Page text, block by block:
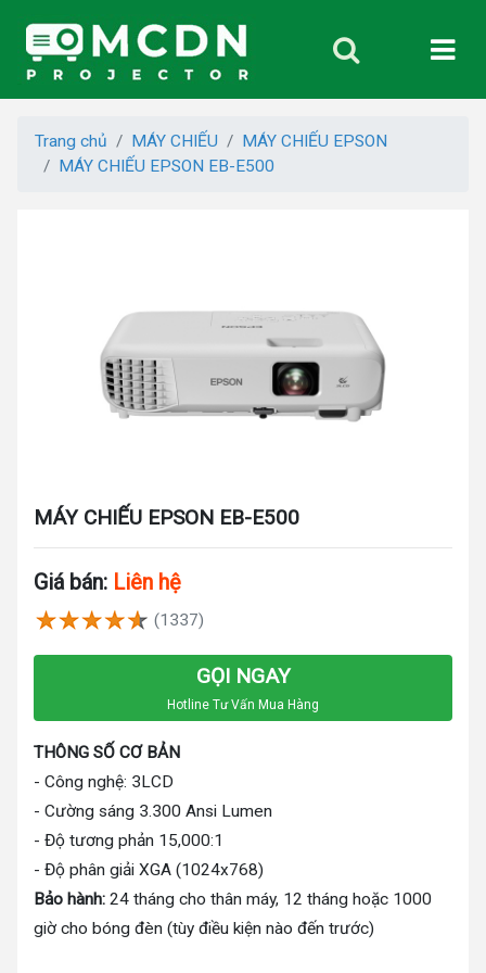
Trang chủ MÁY CHIẾU
MÁY CHIẾU EPSON
MÁY CHIẾU EPSON EB-E500
MÁY CHIẾU EPSON EB-E500
Giá bán: Liên hệ
(1337)
GỌI NGAY
Hotline Tư Vấn Mua Hàng
THÔNG SỐ CƠ BẢN
- Công nghệ: 3LCD
- Cường sáng 3.300 Ansi Lumen
- Độ tương phản 15,000:1
- Độ phân giải XGA (1024x768)
Bảo hành: 24 tháng cho thân máy, 12 tháng hoặc 1000
giờ cho bóng đèn (tùy điều kiện nào đến trước)